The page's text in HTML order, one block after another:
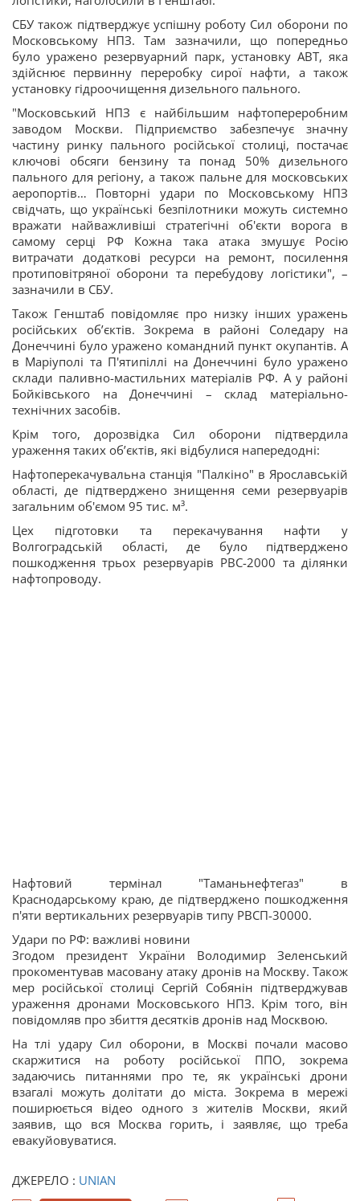
СБУ також підтверджує успішну роботу Сил оборони по
Московському НПЗ. Там зазначили, що попередньо
було уражено резервуарний парк, установку АВТ, яка
здійснює первинну переробку сирої нафти, а також
установку гідроочищення дизельного пального.
"Московський НПЗ є найбільшим нафтопереробним
заводом Москви. Підприємство забезпечує значну
частину ринку пального російської столиці, постачає
ключові обсяги бензину та понад 50% дизельного
пального для регіону, а також пальне для московських
аеропортів… Повторні удари по Московському НПЗ
свідчать, що українські безпілотники можуть системно
вражати найважливіші стратегічні об'єкти ворога в
самому серці РФ Кожна така атака змушує Росію
витрачати додаткові ресурси на ремонт, посилення
протиповітряної оборони та перебудову логістики", –
зазначили в СБУ.
Також Генштаб повідомляє про низку інших уражень
російських обʼєктів. Зокрема в районі Соледару на
Донеччині було уражено командний пункт окупантів. А
в Маріуполі та П'ятипіллі на Донеччині було уражено
склади паливно-мастильних матеріалів РФ. А у районі
Бойківського на Донеччині – склад матеріально-
технічних засобів.
Крім того, дорозвідка Сил оборони підтвердила
ураження таких обʼєктів, які відбулися напередодні:
Нафтоперекачувальна станція "Палкіно" в Ярославській
області, де підтверджено знищення семи резервуарів
загальним об'ємом 95 тис. м³.
Цех підготовки та перекачування нафти у
Волгоградській області, де було підтверджено
пошкодження трьох резервуарів РВС-2000 та ділянки
нафтопроводу.
Нафтовий термінал "Таманьнефтегаз" в
Краснодарському краю, де підтверджено пошкодження
п'яти вертикальних резервуарів типу РВСП-30000.
Удари по РФ: важливі новини
Згодом президент України Володимир Зеленський
прокоментував масовану атаку дронів на Москву. Також
мер російської столиці Сергій Собянін підтверджував
ураження дронами Московського НПЗ. Крім того, він
повідомляв про збиття десятків дронів над Москвою.
На тлі удару Сил оборони, в Москві почали масово
скаржитися на роботу російської ППО, зокрема
задаючись питаннями про те, як українські дрони
взагалі можуть долітати до міста. Зокрема в мережі
поширюється відео одного з жителів Москви, який
заявив, що вся Москва горить, і заявляє, що треба
евакуйовуватися.
ДЖЕРЕЛО : UNIAN